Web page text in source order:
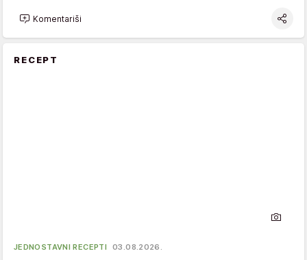
Komentariši
RECEPT
JEDNOSTAVNI RECEPTI 03.08.2026.